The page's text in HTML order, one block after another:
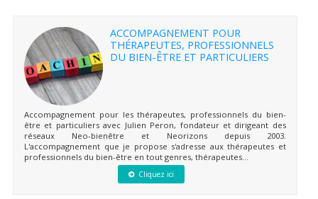
ACCOMPAGNEMENT POUR
THÉRAPEUTES, PROFESSIONNELS
DU BIEN-ÊTRE ET PARTICULIERS
Accompagnement pour les thérapeutes, professionnels du bien-
être et particuliers avec Julien Peron, fondateur et dirigeant des
réseaux Neo-bienêtre et Neorizons depuis 2003.
L'accompagnement que je propose s'adresse aux thérapeutes et
professionnels du bien-être en tout genres, thérapeutes...
Cliquez ici